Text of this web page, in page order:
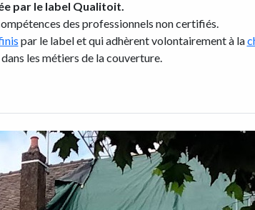
par le label Qualitoit.
des professionnels non certifiés.
par le label et qui adhèrent volontairement à la
les métiers de la couverture.